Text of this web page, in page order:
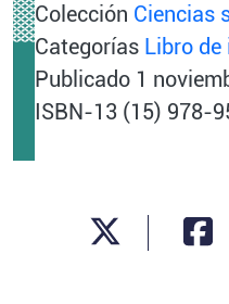
Colección Ciencias
Categorías Libro de
Publicado 1
ISBN-13 (15) 978-